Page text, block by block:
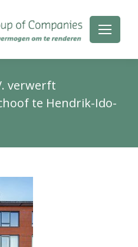
verwerft
te Hendrik-Ido-